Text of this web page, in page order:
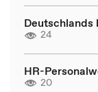
24
HR-
20